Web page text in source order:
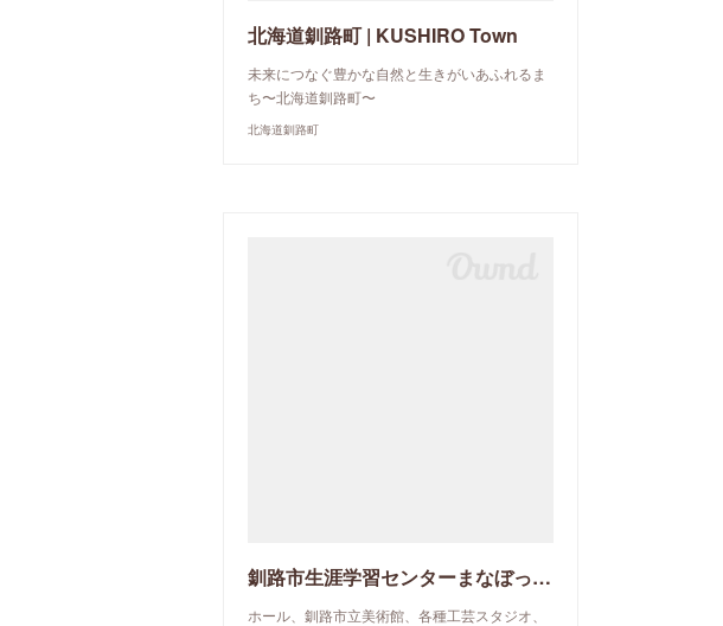
北海道釧路町 | KUSHIRO Town
未来につなぐ豊かな自然と生きがいあふれるま
ち〜北海道釧路町〜
北海道釧路町
釧路市生涯学習センターまなぼっと幣舞
ホール、釧路市立美術館、各種工芸スタジオ、